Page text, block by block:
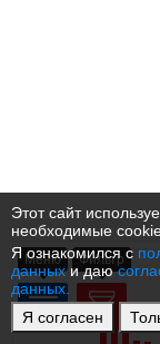
Этот сайт
необходимые
Я ознакомился с
данныхи даю
данных.
Я согласен
Меню Фильтр